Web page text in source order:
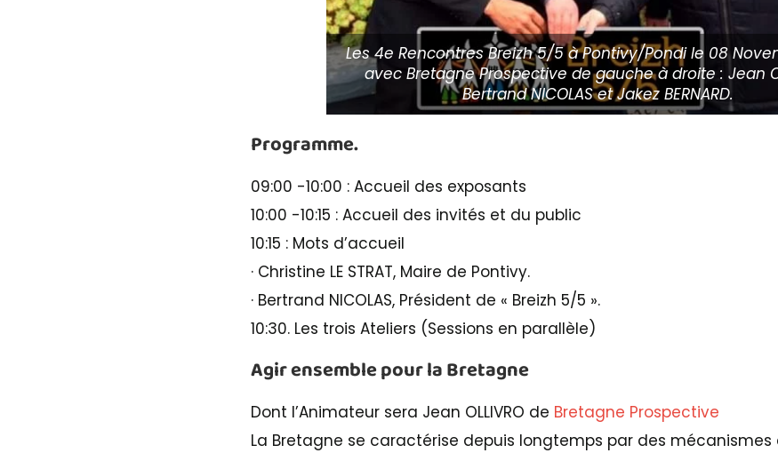
Les 4e Rencontres Breizh 5/5 à Pontivy/Pondi le 08
avec Bretagne Prospective de gauche à droite : Jean
Bertrand NICOLAS et Jakez BERNARD.
Programme.
09:00 -10:00 : Accueil des exposants
10:00 -10:15 : Accueil des invités et du public
10:15 : Mots d’accueil
· Christine LE STRAT, Maire de Pontivy.
· Bertrand NICOLAS, Président de « Breizh 5/5 ».
10:30. Les trois Ateliers (Sessions en parallèle)
Agir ensemble pour la Bretagne
Dont l’Animateur sera Jean OLLIVRO de Bretagne Prospective
La Bretagne se caractérise depuis longtemps par des mécanismes